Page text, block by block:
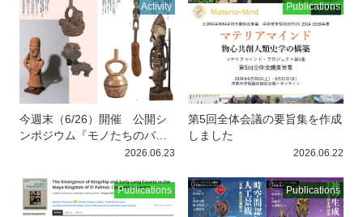
ンド』と学術変革領域(B)『
Activity
今週末（6/26）開催 公開シ
ンポジウム『モノたちのバイ
オグラフィ—プレゼンスとア
人類学—』 今週末の6月27日
（土）に開催される公開シン
2026.06.23
Publications
第5回全体会議の要旨集を作成
しました
2026.06.22
Publications Publications